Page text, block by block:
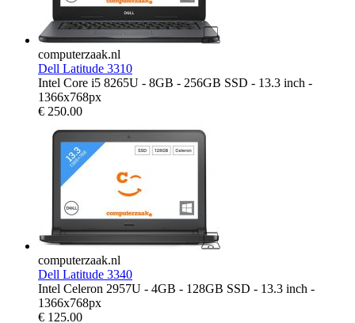
computerzaak.nl
Dell Latitude 3310
Intel Core i5 8265U - 8GB - 256GB SSD - 13.3 inch -
1366x768px
€ 250.00
computerzaak.nl
Dell Latitude 3340
Intel Celeron 2957U - 4GB - 128GB SSD - 13.3 inch -
1366x768px
€ 125.00